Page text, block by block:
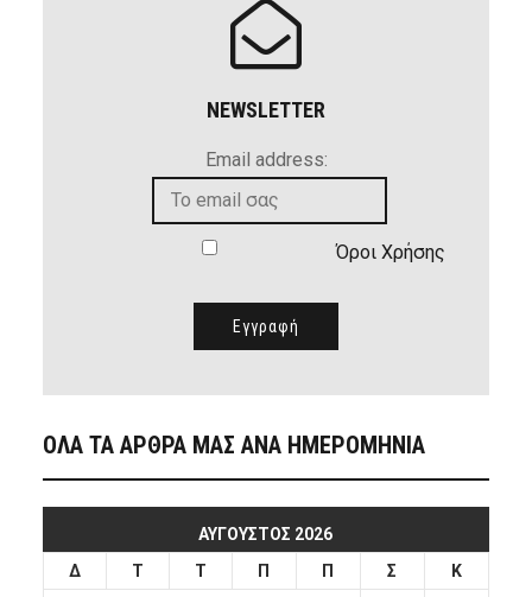
NEWSLETTER
Email address:
Όροι Χρήσης
ΟΛΑ ΤΑ ΑΡΘΡΑ ΜΑΣ ΑΝΑ ΗΜΕΡΟΜΗΝΙΑ
ΑΎΓΟΥΣΤΟΣ 2026
Δ
Τ Τ Π Π Σ Κ